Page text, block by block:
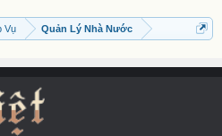
Vụ Quản Lý Nhà Nước